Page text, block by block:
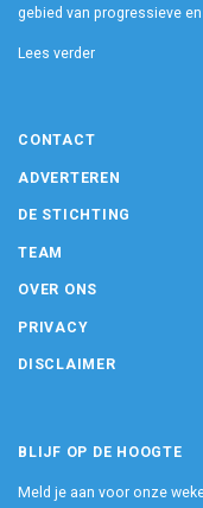
gebied van progressieve
Lees verder
CONTACT
ADVERTEREN
DE STICHTING
TEAM
OVER ONS
PRIVACY
DISCLAIMER
BLIJF OP DE HOOGTE
Meld je aan voor onze